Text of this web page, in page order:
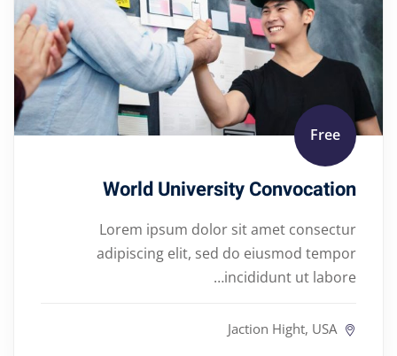
Free
World University Convocation
Lorem ipsum dolor sit amet consectur
adipiscing elit, sed do eiusmod tempor
incididunt ut labore…
Jaction Hight, USA